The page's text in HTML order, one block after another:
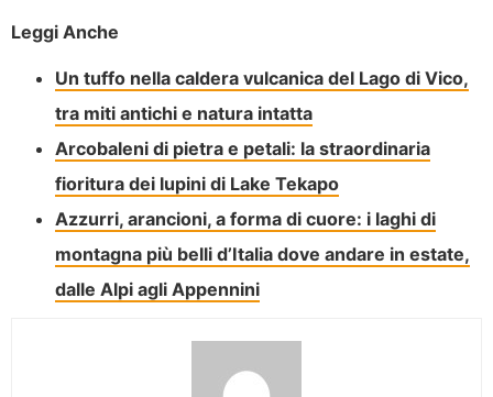
Leggi Anche
Un tuffo nella caldera vulcanica del Lago di Vico,
tra miti antichi e natura intatta
Arcobaleni di pietra e petali: la straordinaria
fioritura dei lupini di Lake Tekapo
Azzurri, arancioni, a forma di cuore: i laghi di
montagna più belli d’Italia dove andare in estate,
dalle Alpi agli Appennini